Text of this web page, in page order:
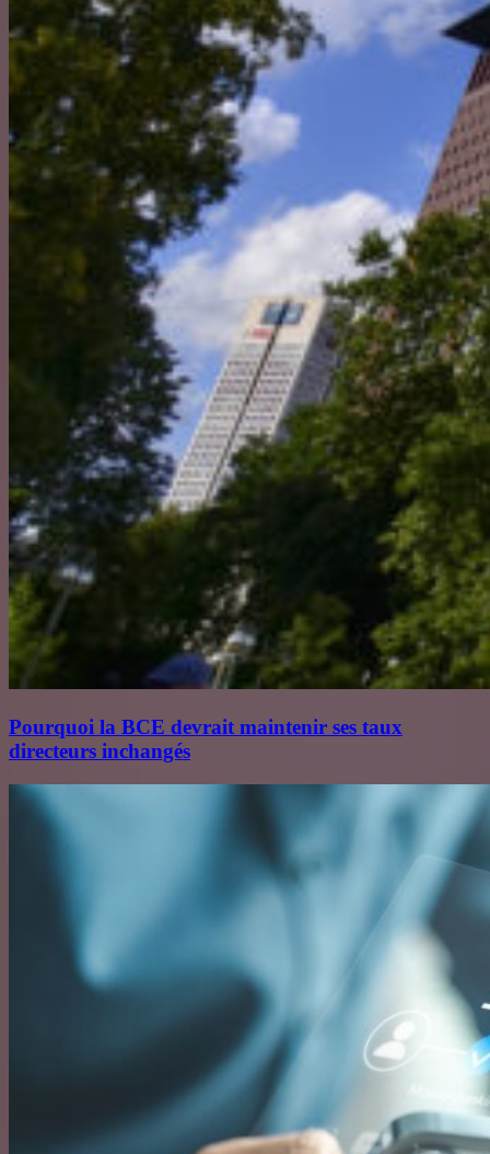
Pourquoi la BCE devrait maintenir ses taux
directeurs inchangés